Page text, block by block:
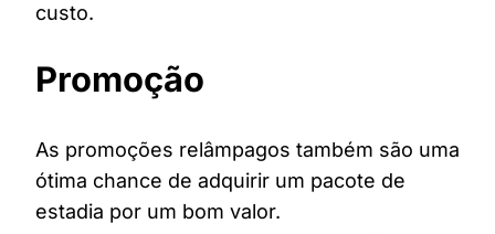
custo.
Promoção
As promoções relâmpagos também são uma
ótima chance de adquirir um pacote de
estadia por um bom valor.